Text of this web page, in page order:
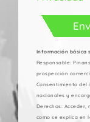
vacío.
Información básica
Responsable:
prospección
Consentimiento del
nacionales y
Derechos:
como se explica en